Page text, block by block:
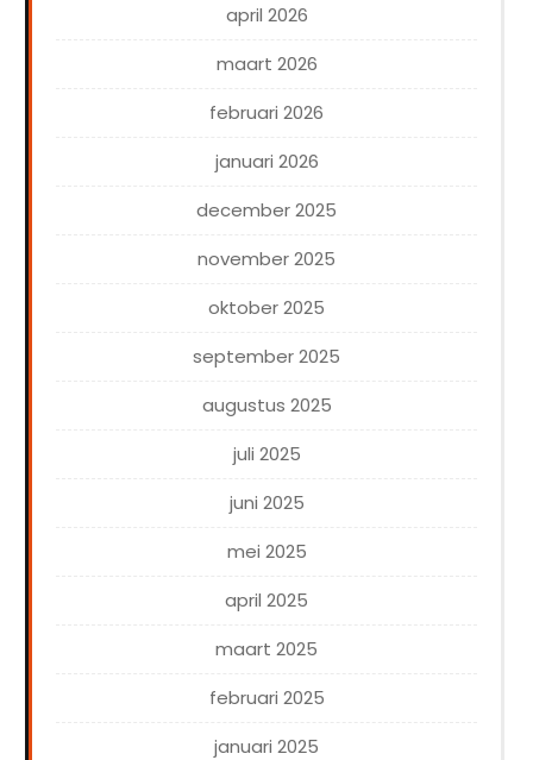
april 2026
maart 2026
februari 2026
januari 2026
december 2025
november 2025
oktober 2025
september 2025
augustus 2025
juli 2025
juni 2025
mei 2025
april 2025
maart 2025
februari 2025
januari 2025